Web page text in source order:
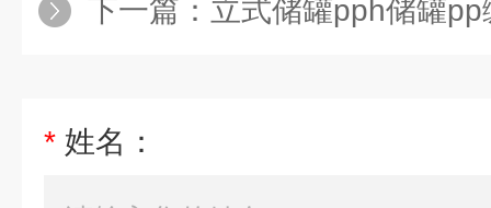
下一篇： 立式储罐pph储罐pp
* 姓名：